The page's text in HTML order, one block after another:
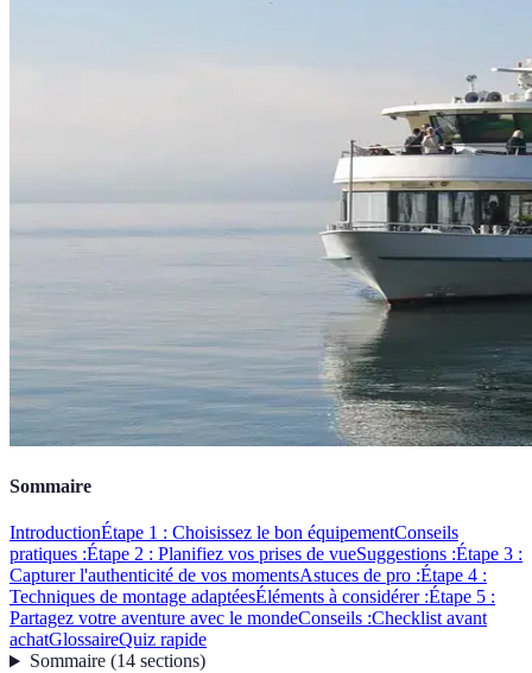
Sommaire
IntroductionÉtape 1 : Choisissez le bon équipementConseils
pratiques :Étape 2 : Planifiez vos prises de vueSuggestions :Étape 3 :
Capturer l'authenticité de vos momentsAstuces de pro :Étape 4 :
Techniques de montage adaptéesÉléments à considérer :Étape 5 :
Partagez votre aventure avec le mondeConseils :Checklist avant
achatGlossaireQuiz rapide
Sommaire(14 sections)